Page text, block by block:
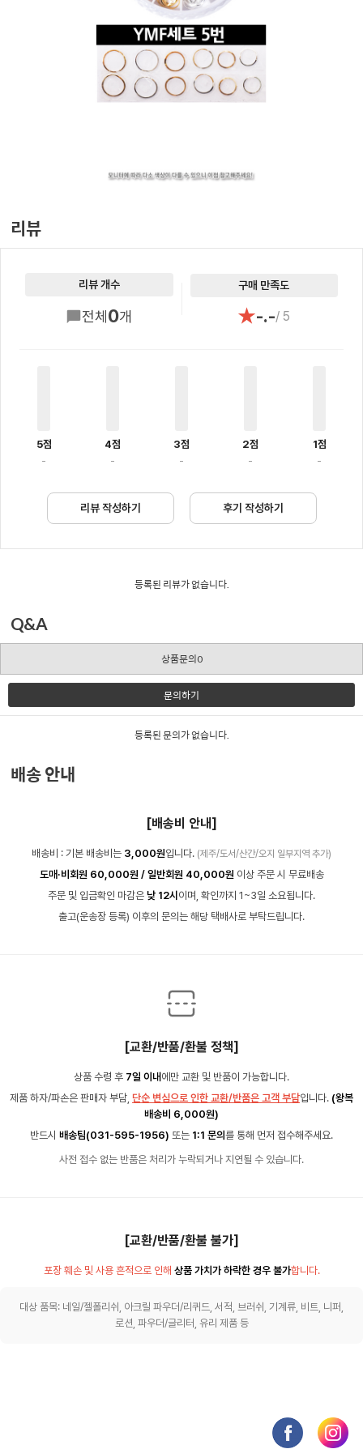
리뷰
리뷰 개수
전체 0개
구매 만족도
★-.-/ 5
5점
-
4점
-
3점
-
2점
-
1점
-
리뷰 작성하기 후기 작성하기
등록된 리뷰가 없습니다.
Q&A
상품문의0
문의하기
등록된 문의가 없습니다.
배송 안내
[배송비 안내]
배송비 : 기본 배송비는 3,000원입니다. (제주/도서/산간/오지 일부지역 추가)
도매·비회원 60,000원 / 일반회원 40,000원 이상 주문 시 무료배송
주문 및 입금확인 마감은 낮 12시 이며, 확인까지 1~3일 소요됩니다.
출고(운송장 등록) 이후의 문의는 해당 택배사로 부탁드립니다.
[교환/반품/환불 정책]
상품 수령 후 7일 이내 에만 교환 및 반품이 가능합니다.
제품 하자/파손은 판매자 부담, 단순 변심으로 인한 교환/반품은 고객 부담입니다. (왕복
배송비 6,000원)
반드시 배송팀(031-595-1956) 또는 1:1 문의 를 통해 먼저 접수해주세요.
사전 접수 없는 반품은 처리가 누락되거나 지연될 수 있습니다.
[교환/반품/환불 불가]
포장 훼손 및 사용 흔적으로 인해 상품 가치가 하락한 경우 불가합니다.
대상 품목: 네일/젤폴리쉬, 아크릴 파우더/리퀴드, 서적, 브러쉬, 기계류, 비트, 니퍼,
로션, 파우더/글리터, 유리 제품 등